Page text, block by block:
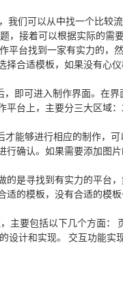
们可以从中找一个比较
接着可以根据实际的需
台找到一家有实力的，
合适模板，如果没有心
即可进入制作界面。在
台上，主要分三大区域
能够进行相应的制作，
确认。如果需要添加图
是寻找到有实力的平台
的模板，没有合适的模
主要包括以下几个方面
设计和实现。 交互功能